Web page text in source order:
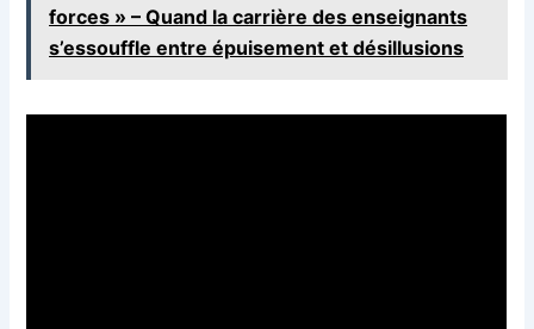
forces » – Quand la carrière des enseignants
s’essouffle entre épuisement et désillusions